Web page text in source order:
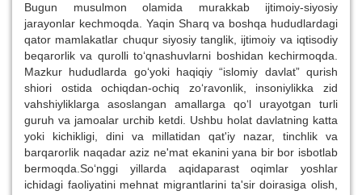
Bugun musulmon olamida murakkab ijtimoiy-siyosiy
jarayonlar kechmoqda. Yaqin Sharq va boshqa hududlardagi
qator mamlakatlar chuqur siyosiy tanglik, ijtimoiy va iqtisodiy
beqarorlik va qurolli to‘qnashuvlarni boshidan kechirmoqda.
Mazkur hududlarda go‘yoki haqiqiy “islomiy davlat” qurish
shiori ostida ochiqdan-ochiq zo‘ravonlik, insoniylikka zid
vahshiyliklarga asoslangan amallarga qo‘l urayotgan turli
guruh va jamoalar urchib ketdi. Ushbu holat davlatning katta
yoki kichikligi, dini va millatidan qat'iy nazar, tinchlik va
barqarorlik naqadar aziz ne'mat ekanini yana bir bor isbotlab
bermoqda.So‘nggi yillarda aqidaparast oqimlar yoshlar
ichidagi faoliyatini mehnat migrantlarini ta'sir doirasiga olish,